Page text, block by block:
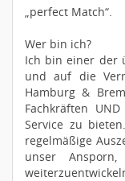
„perfect Match“.
Wer bin ich?
Ich bin einer der
und auf die
Hamburg &
Fachkräften
Service zu
regelmäßige
unser